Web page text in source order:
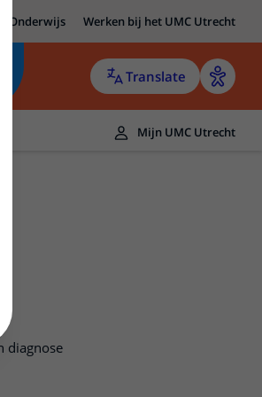
Onderwijs Werken bij het UMC Utrecht
Translate
Mijn UMC Utrecht
diagnose